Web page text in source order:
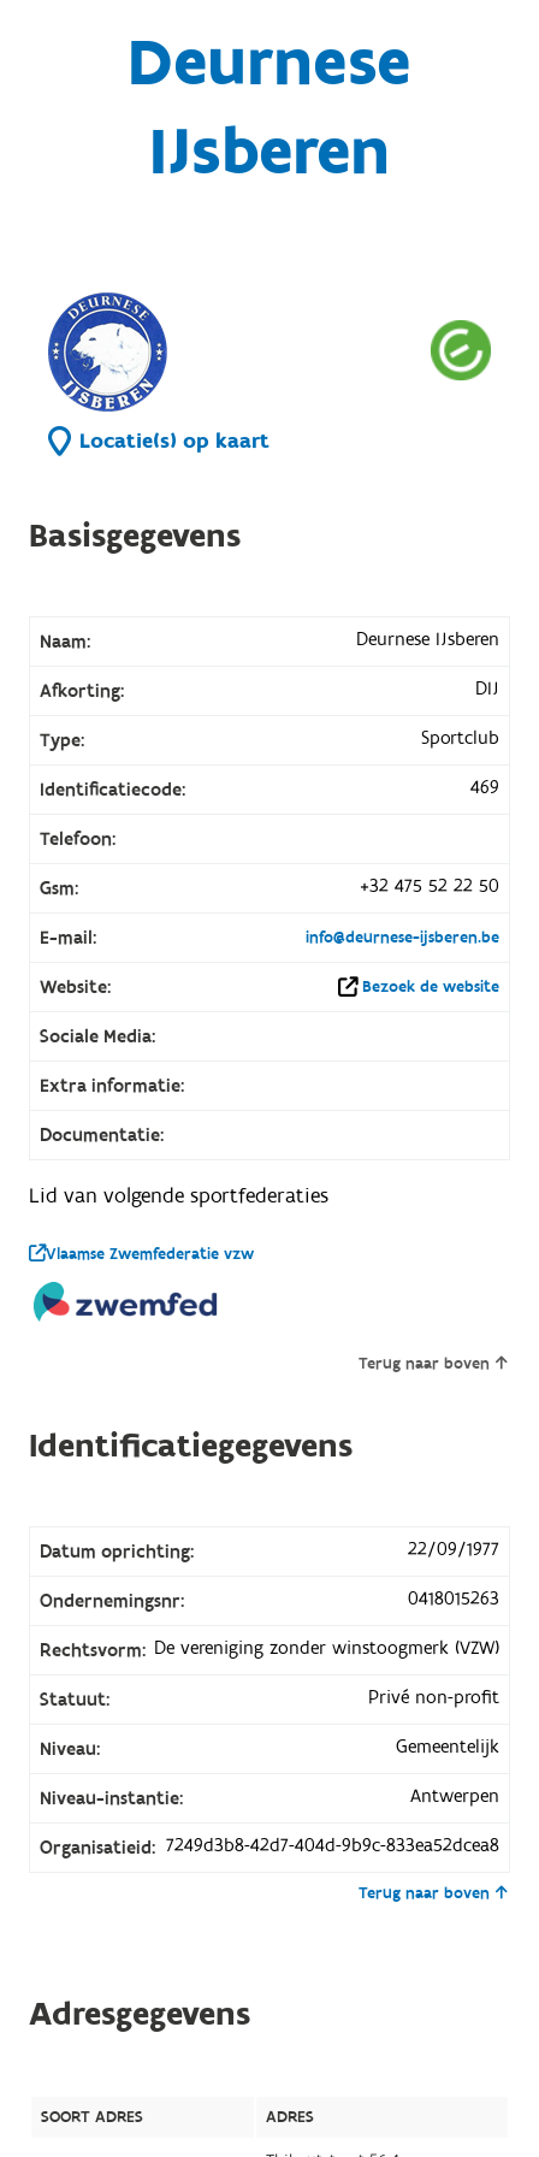
Deurnese
IJsberen
Locatie(s) op kaart
Basisgegevens
Naam: Deurnese IJsberen
Afkorting: DIJ
Type: Sportclub
Identificatiecode: 469
Telefoon:
Gsm: +32 475 52 22 50
E-mail: info@deurnese-ijsberen.be
Website: Bezoek de website
Sociale Media:
Extra informatie:
Documentatie:
Lid van volgende sportfederaties
Vlaamse Zwemfederatie vzw
Terug naar boven
Identificatiegegevens
Datum oprichting: 22/09/1977
Ondernemingsnr: 0418015263
Rechtsvorm: De vereniging zonder winstoogmerk (VZW)
Statuut: Privé non-profit
Niveau: Gemeentelijk
Niveau-instantie: Antwerpen
Organisatieid: 7249d3b8-42d7-404d-9b9c-833ea52dcea8
Terug naar boven
Adresgegevens
SOORT ADRES
ADRES